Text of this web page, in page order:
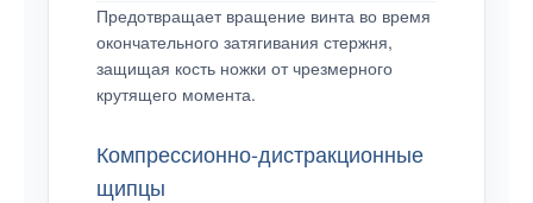
Предотвращает вращение винта во время
окончательного затягивания стержня,
защищая кость ножки от чрезмерного
крутящего момента.
Компрессионно-дистракционные
щипцы